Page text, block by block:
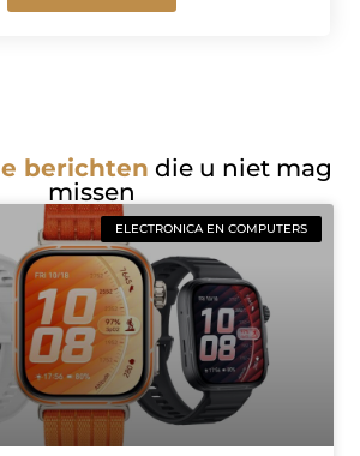
berichten die u niet mag
missen
ELECTRONICA EN COMPUTERS